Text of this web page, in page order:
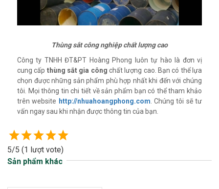
Thùng sắt công nghiệp chất lượng cao
Công ty TNHH ĐT&PT Hoàng Phong luôn tự hào là đơn vị
cung cấp thùng sắt gia công chất lượng cao. Bạn có thể lựa
chọn được những sản phẩm phù hợp nhất khi đến với chúng
tôi. Mọi thông tin chi tiết về sản phẩm bạn có thể tham khảo
trên website http://nhuahoangphong.com . Chúng tôi sẽ tư
vấn ngay sau khi nhận được thông tin của bạn.
5/5 (1 lượt vote)
Sản phẩm khác